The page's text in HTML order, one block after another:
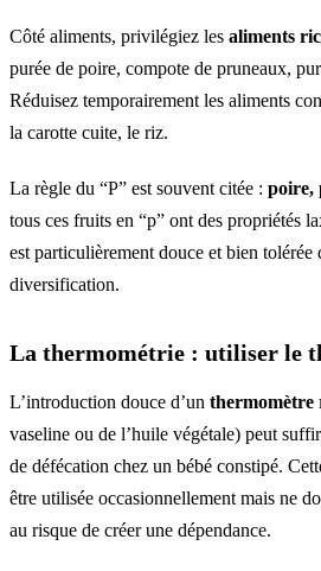
Côté aliments, privilégiez les aliments
purée de poire, compote de pruneaux,
Réduisez temporairement les aliments
la carotte cuite, le riz.
La règle du “P” est souvent citée : poire,
tous ces fruits en “p” ont des propriétés
est particulièrement douce et bien tolérée
diversification.
La thermométrie : utiliser le
L’introduction douce d’un thermomètre
vaseline ou de l’huile végétale) peut
de défécation chez un bébé constipé.
être utilisée occasionnellement mais ne
au risque de créer une dépendance.